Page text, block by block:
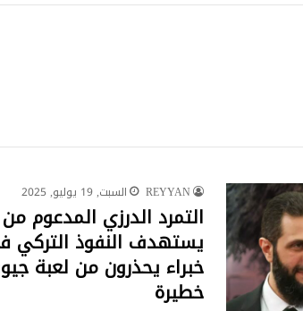
REYYAN السبت, 19 يوليو, 2025
التمرد الدرزي المدعوم
يستهدف النفوذ التركي
خبراء يحذرون من لعبة
خطيرة